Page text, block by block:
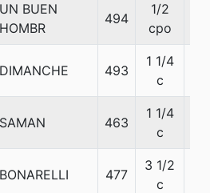
UN BUEN
HOMBR
494
1/2
cpo
DIMANCHE 493
1 1/4
c
SAMAN 463
1 1/4
c
BONARELLI 477
3 1/2
c